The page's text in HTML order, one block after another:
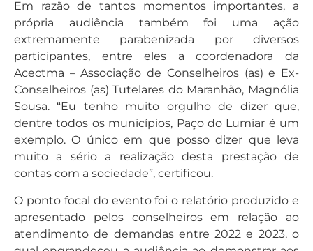
Em razão de tantos momentos importantes, a
própria audiência também foi uma ação
extremamente parabenizada por diversos
participantes, entre eles a coordenadora da
Acectma – Associação de Conselheiros (as) e Ex-
Conselheiros (as) Tutelares do Maranhão, Magnólia
Sousa. “Eu tenho muito orgulho de dizer que,
dentre todos os municípios, Paço do Lumiar é um
exemplo. O único em que posso dizer que leva
muito a sério a realização desta prestação de
contas com a sociedade”, certificou.
O ponto focal do evento foi o relatório produzido e
apresentado pelos conselheiros em relação ao
atendimento de demandas entre 2022 e 2023, o